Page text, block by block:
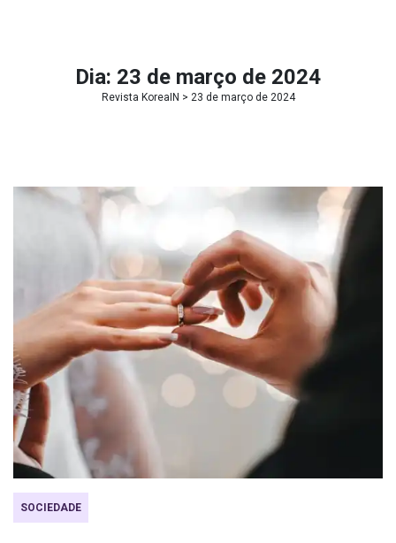
Dia: 23 de março de 2024
Revista KoreaIN > 23 de março de 2024
SOCIEDADE